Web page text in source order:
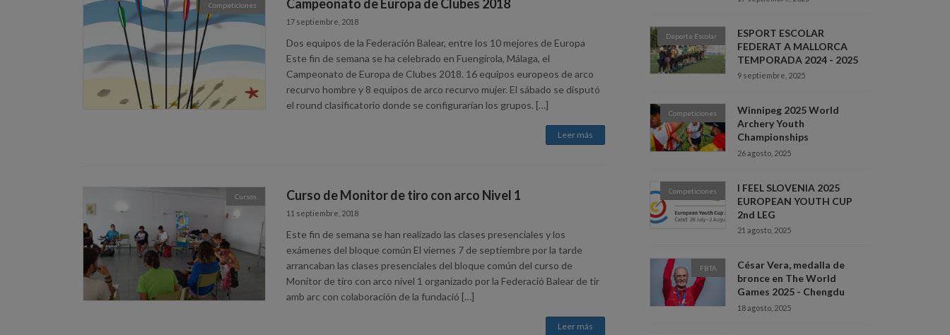
Competiciones Campeonato de Europa de Clubes 2018
17 septiembre, 2018
Dos equipos de la Federación Balear, entre los 10 mejores de Europa
Este fin de semana se ha celebrado en Fuengirola, Málaga, el
Campeonato de Europa de Clubes 2018. 16 equipos europeos de arco
recurvo hombre y 8 equipos de arco recurvo mujer. El sábado se disputó
el round clasificatorio donde se configurarían los grupos. […]
Leer más
Cursos Curso de Monitor de tiro con arco Nivel 1
11 septiembre, 2018
Este fin de semana se han realizado las clases presenciales y los
exámenes del bloque común El viernes 7 de septiembre por la tarde
arrancaban las clases presenciales del bloque común del curso de
Monitor de tiro con arco nivel 1 organizado por la Federació Balear de tir
amb arc con colaboración de la fundació […]
Leer más
Deporte Escolar
ESPORT ESCOLAR
FEDERAT A MALLORCA
TEMPORADA 2024 - 2025
9 septiembre, 2025
Competiciones
Winnipeg 2025 World
Archery Youth
Championships
26 agosto, 2025
Competiciones
I FEEL SLOVENIA 2025
EUROPEAN YOUTH CUP
2nd LEG
21 agosto, 2025
FBTA
César Vera, medalla de
bronce en The World
Games 2025 - Chengdu
18 agosto, 2025